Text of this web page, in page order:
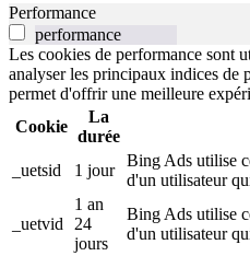
Performance
performance
Les cookies de performance sont
analyser les principaux indices de
permet d'offrir une meilleure
Cookie
La
durée
_uetsid 1 jour
Bing Ads utilise
d'un utilisateur
_uetvid
1 an
24
jours
Bing Ads utilise
d'un utilisateur